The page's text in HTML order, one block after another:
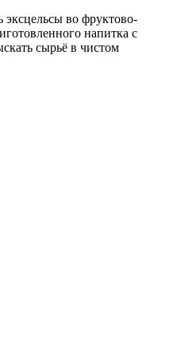
эксцельсы во фруктово-
напитка с
сырьё в чистом